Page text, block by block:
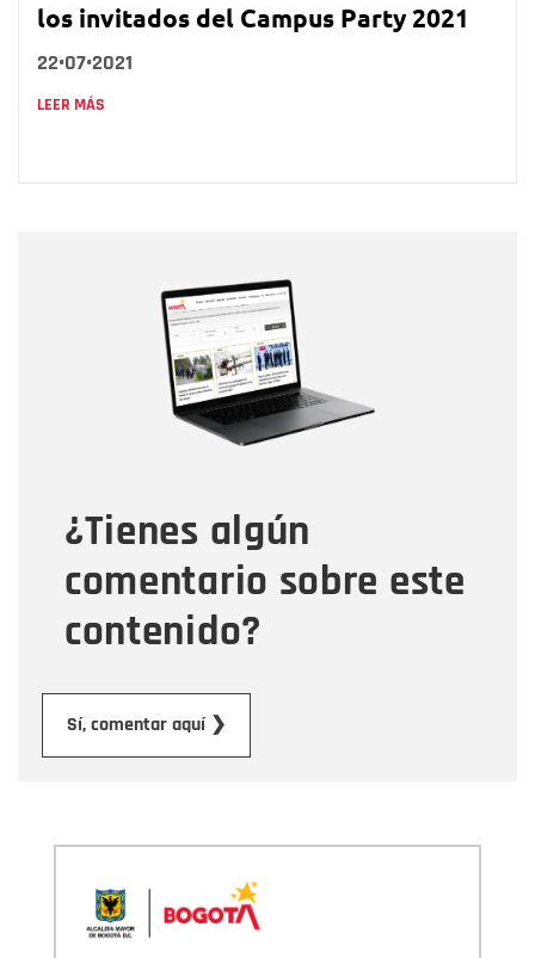
los invitados del Campus Party 2021
22•07•2021
LEER MÁS
¿Tienes algún
comentario sobre este
contenido?
Sí, comentar aquí ❯
Correo electrónico
Tipo de comentario
Mensaje